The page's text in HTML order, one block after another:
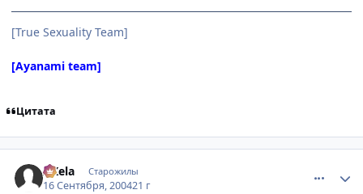
[True Sexuality Team]
[Ayanami team]
Цитата
AKela Старожилы
16 Сентября, 200421 г